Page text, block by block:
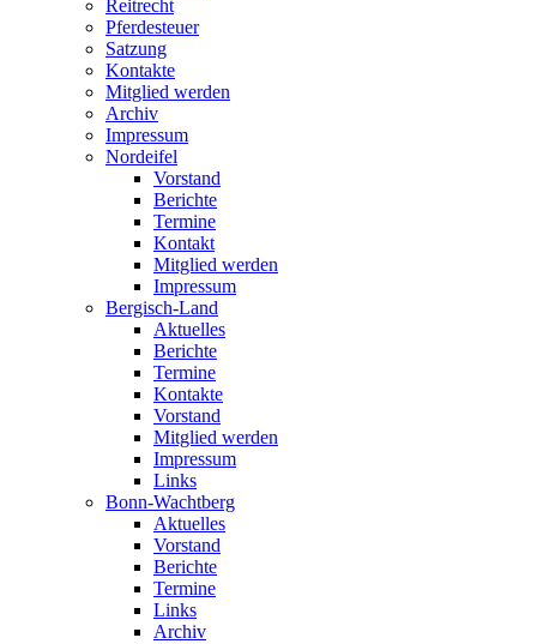
Reitrecht
Pferdesteuer
Satzung
Kontakte
Mitglied werden
Archiv
Impressum
Nordeifel
Vorstand
Berichte
Termine
Kontakt
Mitglied werden
Impressum
Bergisch-Land
Aktuelles
Berichte
Termine
Kontakte
Vorstand
Mitglied werden
Impressum
Links
Bonn-Wachtberg
Aktuelles
Vorstand
Berichte
Termine
Links
Archiv